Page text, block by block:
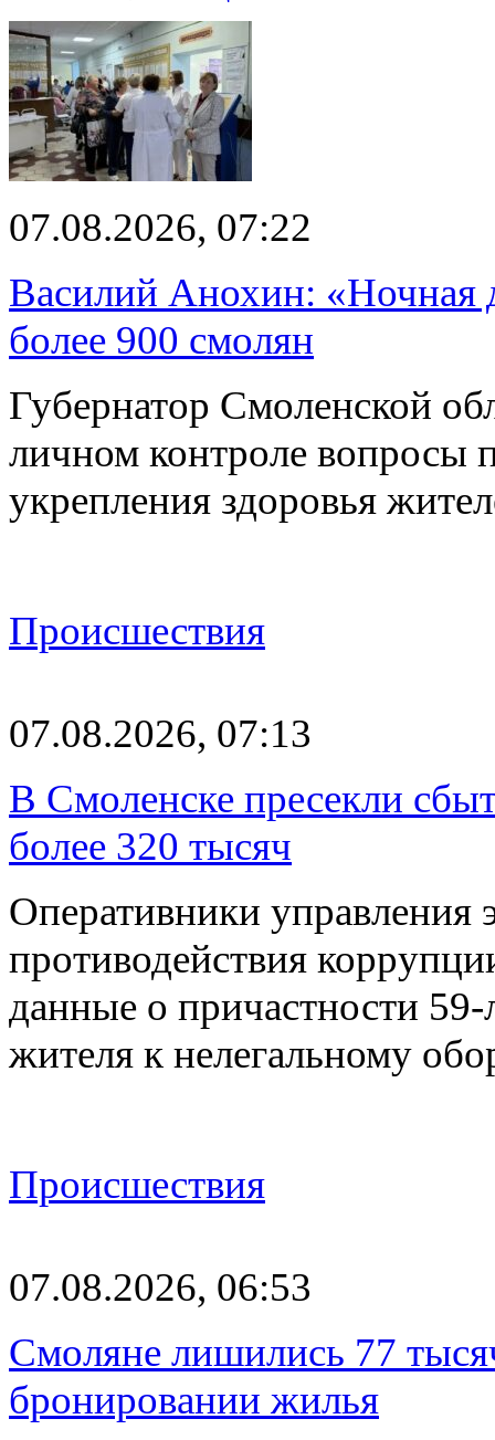
07.08.2026, 07:22
Василий Анохин: «Ночная
более 900 смолян
Губернатор Смоленской
личном контроле вопросы
укрепления здоровья
Происшествия
07.08.2026, 07:13
В Смоленске пресекли
более 320 тысяч
Оперативники управления
противодействия
данные о причастности 59-
жителя к нелегальному
Происшествия
07.08.2026, 06:53
Смоляне лишились 77
бронировании жилья